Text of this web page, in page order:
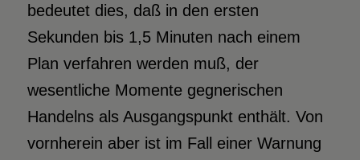
bedeutet dies, daß in den ersten
Sekunden bis 1,5 Minuten nach einem
Plan verfahren werden muß, der
wesentliche Momente gegnerischen
Handelns als Ausgangspunkt enthält. Von
vornherein aber ist im Fall einer Warnung